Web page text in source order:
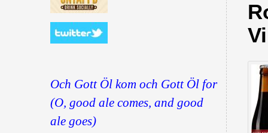
Och Gott Öl kom och Gott Öl for
(O, good ale comes, and good
ale goes)